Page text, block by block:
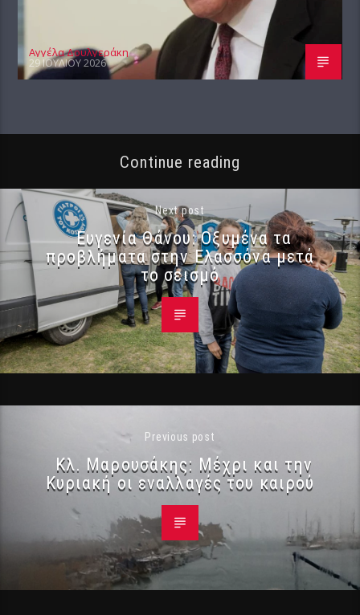
Αγγέλα Δουλγεράκη
29 ΙΟΥΛΊΟΥ 2026
Continue reading
Next post
Ευγενία Θάνου: Οξυμένα τα
προβλήματα στην Ελασσόνα μετά
το σεισμό
Previous post
Κλ. Μαρουσάκης: Μέχρι και την
Κυριακή οι εναλλαγές του καιρού